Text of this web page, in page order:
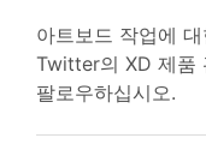
아트보드 작업에
Twitter의 XD 제품
팔로우하십시오.